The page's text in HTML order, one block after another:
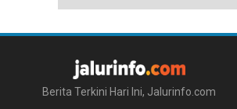
Berita Terkini Hari Ini, Jalurinfo.com